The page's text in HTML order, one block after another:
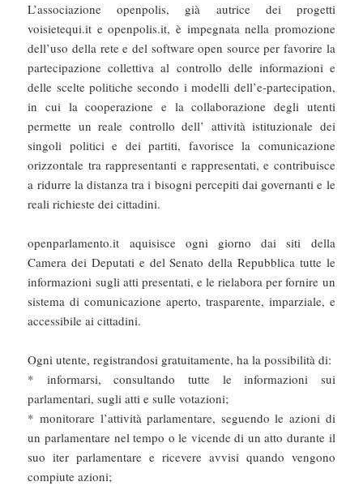
L’associazione openpolis, già autrice dei progetti
voisietequi.it e openpolis.it, è impegnata nella promozione
dell’uso della rete e del software open source per favorire la
partecipazione collettiva al controllo delle informazioni e
delle scelte politiche secondo i modelli dell’e-partecipation,
in cui la cooperazione e la collaborazione degli utenti
permette un reale controllo dell’ attività istituzionale dei
singoli politici e dei partiti, favorisce la comunicazione
orizzontale tra rappresentanti e rappresentati, e contribuisce
a ridurre la distanza tra i bisogni percepiti dai governanti e le
reali richieste dei cittadini.
openparlamento.it aquisisce ogni giorno dai siti della
Camera dei Deputati e del Senato della Repubblica tutte le
informazioni sugli atti presentati, e le rielabora per fornire un
sistema di comunicazione aperto, trasparente, imparziale, e
accessibile ai cittadini.
Ogni utente, registrandosi gratuitamente, ha la possibilità di:
* informarsi, consultando tutte le informazioni sui
parlamentari, sugli atti e sulle votazioni;
* monitorare l’attività parlamentare, seguendo le azioni di
un parlamentare nel tempo o le vicende di un atto durante il
suo iter parlamentare e ricevere avvisi quando vengono
compiute azioni;